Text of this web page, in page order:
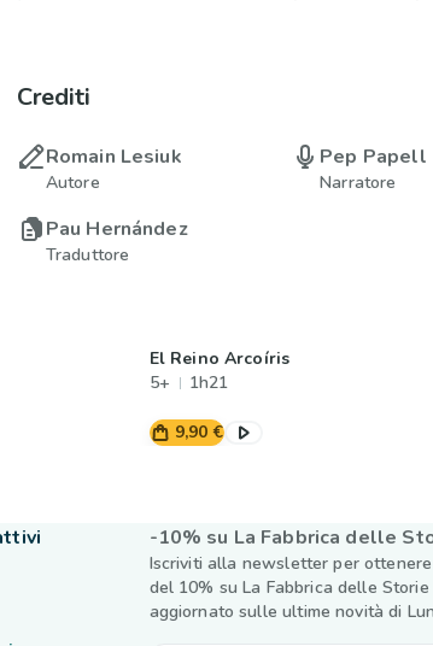
Crediti
Romain Lesiuk
Autore
Pep Papell
Narratore
Pau Hernández
Traduttore
El Reino Arcoíris
5+
1h21
9,90 €
-10% su La Fabbrica delle
Iscriviti alla newsletter per
del 10% su La Fabbrica delle Storie
aggiornato sulle ultime novità di